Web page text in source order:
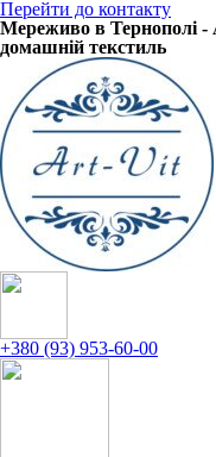
Перейти до контакту
Мереживо в Тернополі
домашній текстиль
+380 (93) 953-60-00